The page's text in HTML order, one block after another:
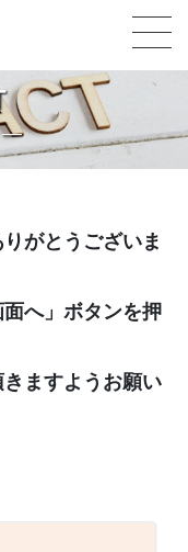
がとうございま
へ」ボタンを押
ますようお願い